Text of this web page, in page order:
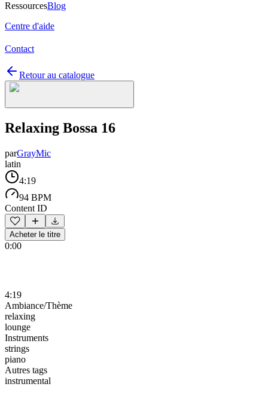
RessourcesBlog
Centre d'aide
Contact
Retour au catalogue
Relaxing Bossa 16
parGrayMic
latin
4:19
94 BPM
Content ID
Acheter le titre
0:00
4:19
Ambiance/Thème
relaxing
lounge
Instruments
strings
piano
Autres tags
instrumental